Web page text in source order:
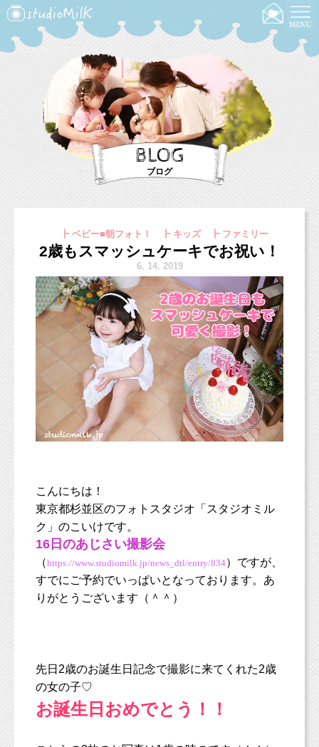
BLOG
ブログ
┣ ベビー■朝フォト！ ┣ キッズ ┣ ファミリー
2歳もスマッシュケーキでお祝い！
6. 14. 2019
こんにちは！
東京都杉並区のフォトスタジオ「スタジオミル
ク」のこいけです。
16日のあじさい撮影会
（https://www.studiomilk.jp/news_dtl/entry/834）ですが、
すでにご予約でいっぱいとなっております。あ
りがとうございます（＾＾）
先日2歳のお誕生日記念で撮影に来てくれた2歳
の女の子♡
お誕生日おめでとう！！